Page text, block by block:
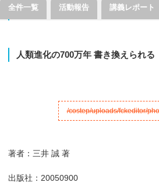
全件一覧 活動報告 講義レポート
人類進化の700万年 書き換えられる
著者：三井 誠 著
出版社：20050900